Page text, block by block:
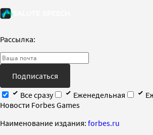
Рассылка:
Подписаться
Все сразу
Еженедельная
Новости Forbes Games
Наименование издания: forbes.ru